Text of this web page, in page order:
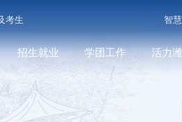
考生 智
招生就业
本科招生
就业信息
学团工作
共青团（创新创业学
活力